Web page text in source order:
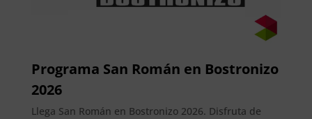
Programa San Román en Bostronizo
2026
Llega San Román en Bostronizo 2026. Disfruta de